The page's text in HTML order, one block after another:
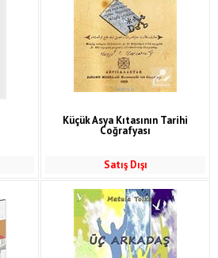
Küçük Asya Kıtasının Tarihi
Coğrafyası
Satış Dışı